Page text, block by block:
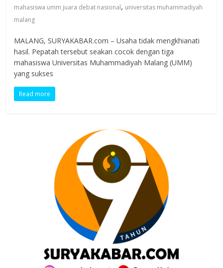
mahasiswa umm juara debat nasional, universitas muhammadiyah
malang
MALANG, SURYAKABAR.com – Usaha tidak mengkhianati
hasil. Pepatah tersebut seakan cocok dengan tiga
mahasiswa Universitas Muhammadiyah Malang (UMM)
yang sukses
Read more